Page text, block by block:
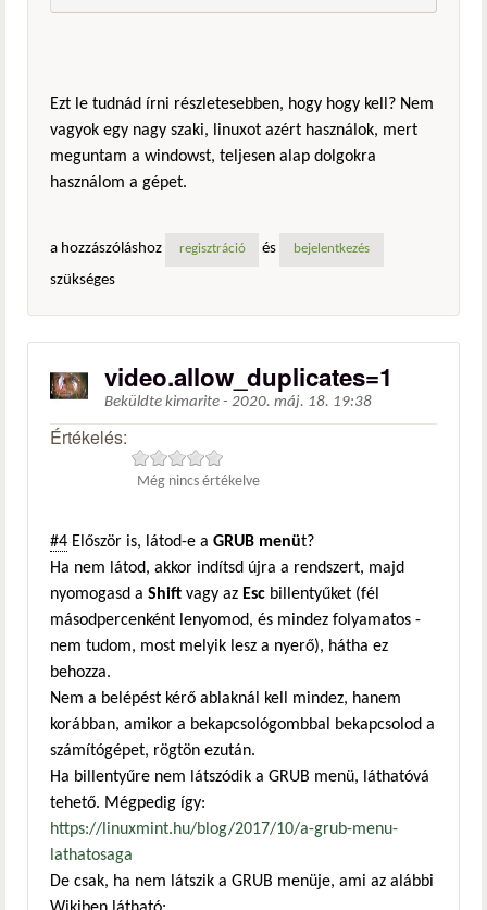
Ezt le tudnád írni részletesebben, hogy hogy kell? Nem
vagyok egy nagy szaki, linuxot azért használok, mert
meguntam a windowst, teljesen alap dolgokra
használom a gépet.
a hozzászóláshoz regisztráció és bejelentkezés
szükséges
video.allow_duplicates=1
Beküldte kimarite - 2020. máj. 18. 19:38
Értékelés:
Még nincs értékelve
#4 Először is, látod-e a GRUB menüt?
Ha nem látod, akkor indítsd újra a rendszert, majd
nyomogasd a Shift vagy az Esc billentyűket (fél
másodpercenként lenyomod, és mindez folyamatos -
nem tudom, most melyik lesz a nyerő), hátha ez
behozza.
Nem a belépést kérő ablaknál kell mindez, hanem
korábban, amikor a bekapcsológombbal bekapcsolod a
számítógépet, rögtön ezután.
Ha billentyűre nem látszódik a GRUB menü, láthatóvá
tehető. Mégpedig így:
https://linuxmint.hu/blog/2017/10/a-grub-menu-
lathatosaga
De csak, ha nem látszik a GRUB menüje, ami az alábbi